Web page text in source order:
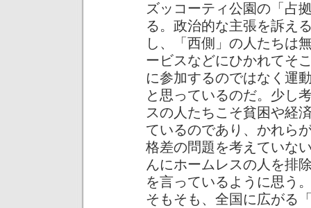
ズッコーティ公園の「占
る。政治的な主張を訴え
し、「西側」の人たちは
ービスなどにひかれてそ
に参加するのではなく運
と思っているのだ。少し
スの人たちこそ貧困や経
ているのであり、かれら
格差の問題を考えていな
んにホームレスの人を排
を言っているように思う
そもそも、全国に広がる